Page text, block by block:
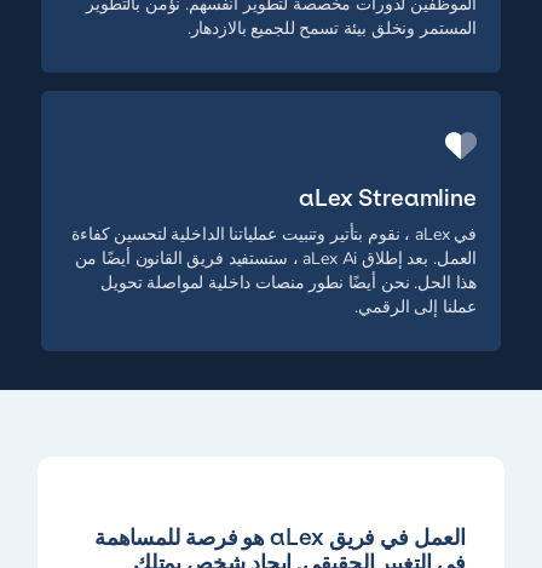
المستمر ونخلق بيئة تسمح للجميع بالازدهار.
aLex Streamline
في aLex ، نقوم بتأتير وتنبيت عملياتنا الداخلية لتحسين كفاءة
العمل. بعد إطلاق aLex Ai ، ستستفيد فريق القانون أيضًا من
هذا الحل. نحن أيضًا نطور منصات داخلية لمواصلة تحويل
عملنا إلى الرقمي.
العمل في فريق aLex هو فرصة للمساهمة
في التغيير الحقيقي. إيجاد شخص يمتلك